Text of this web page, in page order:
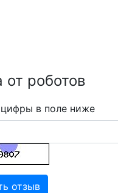
от роботов
цифры в поле ниже
отзыв